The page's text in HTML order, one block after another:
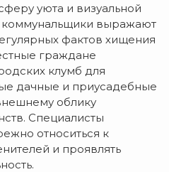
уюта и визуальной
коммунальщики выражают
фактов хищения
граждане
клумб для
дачные и приусадебные
облику
Специалисты
относиться к
и проявлять